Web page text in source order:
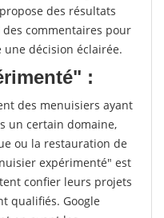
des résultats
commentaires pour
décision éclairée.
:
des menuisiers ayant
un certain domaine,
ou la restauration de
expérimenté" est
confier leurs projets
qualifiés. Google